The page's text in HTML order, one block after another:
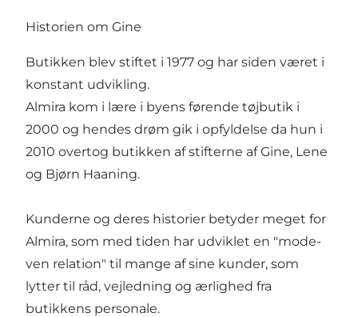
Historien om Gine
Butikken blev stiftet i 1977 og har siden været i
konstant udvikling.
Almira kom i lære i byens førende tøjbutik i
2000 og hendes drøm gik i opfyldelse da hun i
2010 overtog butikken af stifterne af Gine, Lene
og Bjørn Haaning.
Kunderne og deres historier betyder meget for
Almira, som med tiden har udviklet en "mode-
ven relation" til mange af sine kunder, som
lytter til råd, vejledning og ærlighed fra
butikkens personale.